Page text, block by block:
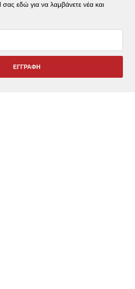
εδώ για να λαμβάνετε νέα και